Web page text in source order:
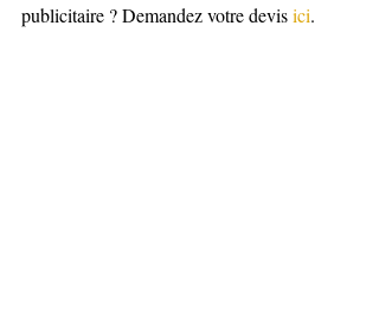
publicitaire ? Demandez votre devis ici.